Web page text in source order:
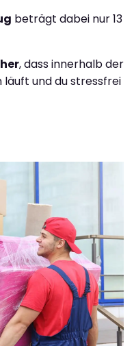
beträgt dabei nur 13
, dass innerhalb der
läuft und du stressfrei